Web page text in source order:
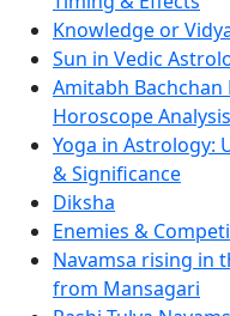
Knowledge or
Sun in Vedic
Amitabh
Horoscope Analysis
Yoga in Astrology:
& Significance
Diksha
Enemies &
Navamsa rising in
from Mansagari